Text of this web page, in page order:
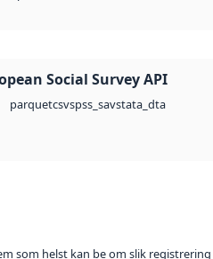
Social Survey API
parquetcsvspss_savstata_dta
som helst kan be om slik